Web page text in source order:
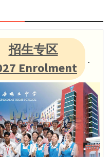
招生专区
Enrolment